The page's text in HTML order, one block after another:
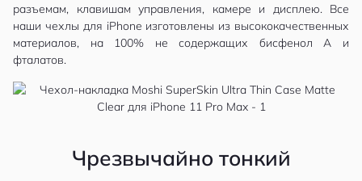
разъемам, клавишам управления, камере и дисплею. Все
наши чехлы для iPhone изготовлены из высококачественных
материалов, на 100% не содержащих бисфенол А и
фталатов.
Чрезвычайно тонкий